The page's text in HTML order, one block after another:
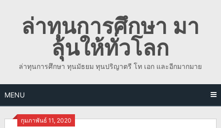
contentล่าทุนการศึกษา มา
ลุ้นให้ทั่วโลก
ล่าทุนการศึกษา ทุนมัธยม ทุนปริญาตรี โท เอก และอีกมากมาย
MENU
กุมภาพันธ์ 11, 2020